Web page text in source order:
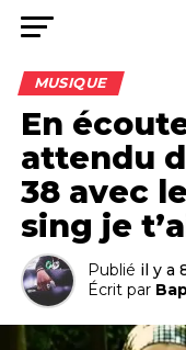
MUSIQUE
En
attendu
38 avec
sing je
Publié il y a
Écrit par